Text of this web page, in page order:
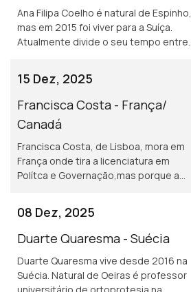
Ana Filipa Coelho é natural de Espinho,
mas em 2015 foi viver para a Suíça.
Atualmente divide o seu tempo entre
humanitária Misty Ships.
15 Dez, 2025
Francisca Costa - França/
Canadá
Francisca Costa, de Lisboa, mora em
França onde tira a licenciatura em
Polítca e Governação,mas porque a
Asilo e migração são áreas de
investigação
08 Dez, 2025
Duarte Quaresma - Suécia
Duarte Quaresma vive desde 2016 na
Suécia. Natural de Oeiras é professor